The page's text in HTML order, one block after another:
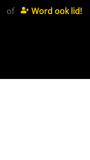
of Word ook lid!